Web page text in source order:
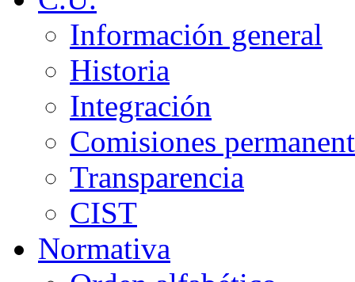
Información general
Historia
Integración
Comisiones
Transparencia
CIST
Normativa